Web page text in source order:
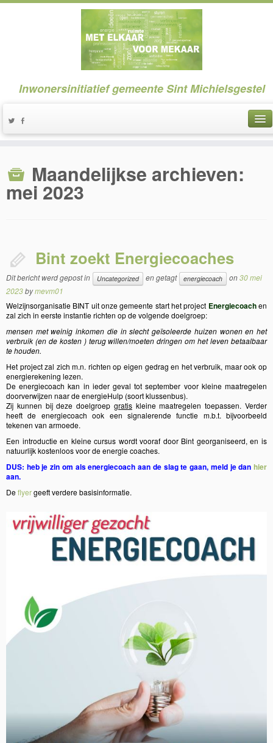
Inwonersinitiatief gemeente Sint Michielsgestel
Maandelijkse archieven:
mei 2023
Bint zoekt Energiecoaches
Dit bericht werd gepost in Uncategorized en getagt energiecoach on30 mei
2023bymevm01
Welzijnsorganisatie BINT uit onze gemeente start het project Energiecoachen
zal zich in eerste instantie richten op de volgende doelgroep:
mensen met weinig inkomen die in slecht geïsoleerde huizen wonen en het
verbruik (en de kosten ) terug willen/moeten dringen om het leven betaalbaar
te houden.
Het project zal zich m.n. richten op eigen gedrag en het verbruik, maar ook op
energierekening lezen.
De energiecoach kan in ieder geval tot september voor kleine maatregelen
doorverwijzen naar de energieHulp (soort klussenbus).
Zij kunnen bij deze doelgroep gratiskleine maatregelen toepassen. Verder
heeft de energiecoach ook een signalerende functie m.b.t. bijvoorbeeld
tekenen van armoede.
Een introductie en kleine cursus wordt vooraf door Bint georganiseerd, en is
natuurlijk kostenloos voor de energie coaches.
DUS: heb je zin om als energiecoach aan de slag te gaan, meld je dan hier
aan.
Deflyergeeft verdere basisinformatie.